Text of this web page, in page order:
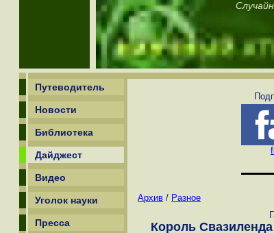
Путеводитель
Новости
Библиотека
Дайджест
Видео
Уголок науки
Пресса
Архив / Разное
Король